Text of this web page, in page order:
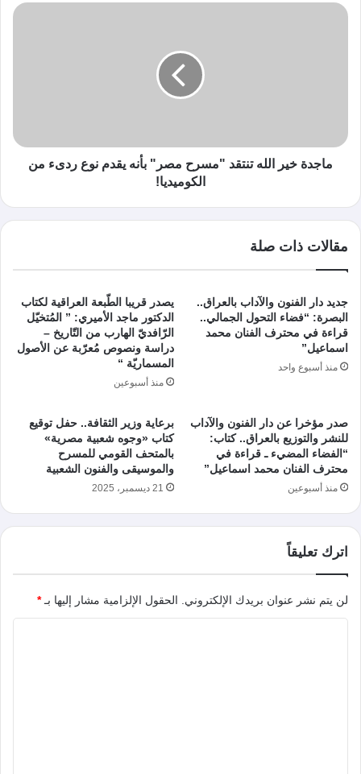
ماجدة خير الله تنتقد "مسرح مصر" بأنه يقدم نوع ردىء من
الكوميديا!
مقالات ذات صلة
جديد دار الفنون والآداب بالعراق..
البصرة: “فضاء التحول الجمالي..
قراءة في محترف الفنان محمد
اسماعيل”
منذ أسبوع واحد
يصدر قريبا الطّبعة العراقية لكتاب
الدكتور ماجد الأميري: ” المُتخيّل
الرّافديّ الهارب من التّاريخ –
دراسة ونصوص مُعرّبة عن الأصول
المسماريّة “
منذ أسبوعين
صدر مؤخرا عن دار الفنون والآداب
للنشر والتوزيع بالعراق.. كتاب:
“الفضاء المضيء ـ قراءة في
محترف الفنان محمد اسماعيل”
منذ أسبوعين
برعاية وزير الثقافة.. حفل توقيع
كتاب «وجوه شعبية مصرية»
بالمتحف القومي للمسرح
والموسيقى والفنون الشعبية
21 ديسمبر، 2025
اترك تعليقاً
لن يتم نشر عنوان بريدك الإلكتروني. الحقول الإلزامية مشار إليها بـ*